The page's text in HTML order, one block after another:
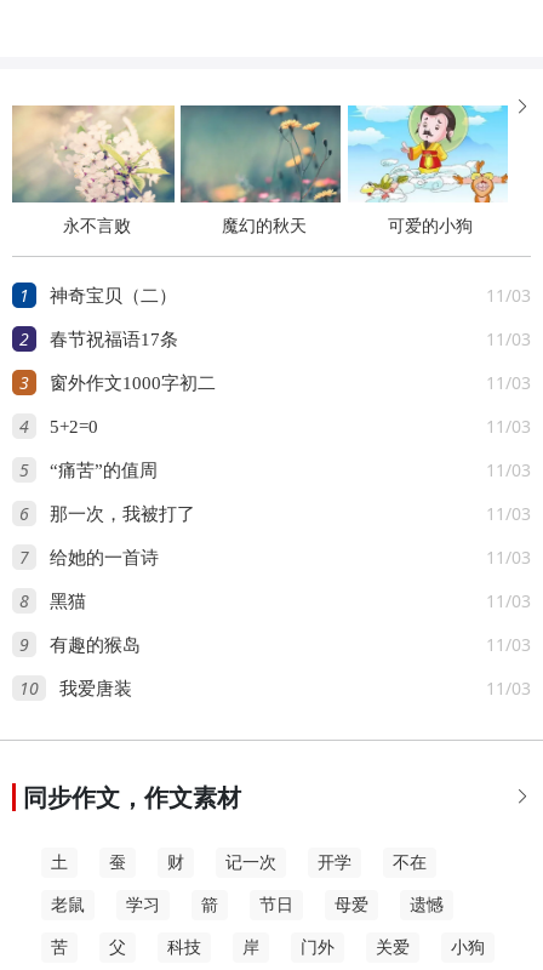

永不言败 魔幻的秋天 可爱的小狗
1 11/03
神奇宝贝（二）
2 11/03
春节祝福语17条
3 11/03
窗外作文1000字初二
4 11/03
5+2=0
5 11/03
“痛苦”的值周
6 11/03
那一次，我被打了
7 11/03
给她的一首诗
8 11/03
黑猫
9 11/03
有趣的猴岛
10 11/03
我爱唐装

同步作文，作文素材
土 蚕 财 记一次 开学 不在
老鼠 学习 箭 节日 母爱 遗憾
苦 父 科技 岸 门外 关爱 小狗